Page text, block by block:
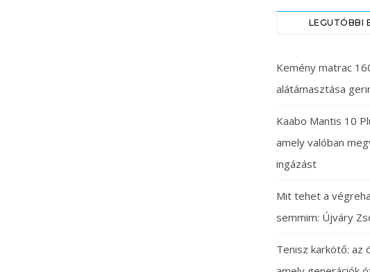
LEGUTÓBBI
Kemény matrac
alátámasztása
Kaabo Mantis 10
amely valóban
ingázást
Mit tehet a
semmim: Újváry
Tenisz karkötő: az